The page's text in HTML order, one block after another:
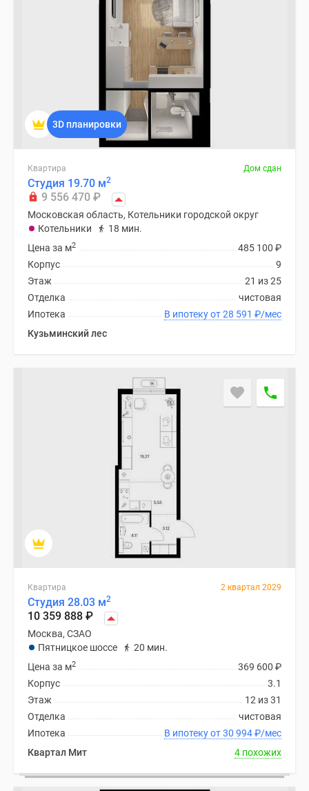
3D планировки
Квартира Дом сдан
Студия 19.70 м2
9 556 470 ₽
Московская область, Котельники городской округ
Котельники
18 мин.
485 100 ₽
Цена за м2
9
Корпус
21 из 25
Этаж
чистовая
Отделка
В ипотеку от 28 591 ₽/мес
Ипотека
Кузьминский лес
Квартира 2 квартал 2029
Студия 28.03 м2
10 359 888 ₽
Москва, СЗАО
Пятницкое шоссе
20 мин.
369 600 ₽
Цена за м2
3.1
Корпус
12 из 31
Этаж
чистовая
Отделка
В ипотеку от 30 994₽/мес
Ипотека
Квартал Мит
4 похожих